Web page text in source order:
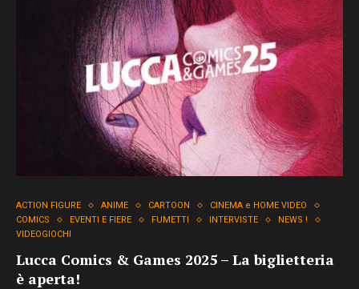
ACTION FIGURE ANIME CARTOON
CINEMA e HOME VIDEO
COMICS
EVENTI E FIERE FUMETTI INTERVISTE
NEWS !
VIDEOGIOCHI
Lucca Comics & Games 2025 – La biglietteria
è aperta!